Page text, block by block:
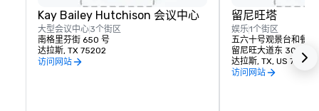
Kay Bailey Hutchison 会议中心
大型会议中心3个街区
南格里芬街 650 号
达拉斯, TX 75202
访问网站
留尼旺塔
娱乐1个街区
五六十号观景台和餐厅
留尼旺大道东 300 号
达拉斯, TX, US 75207
访问网站